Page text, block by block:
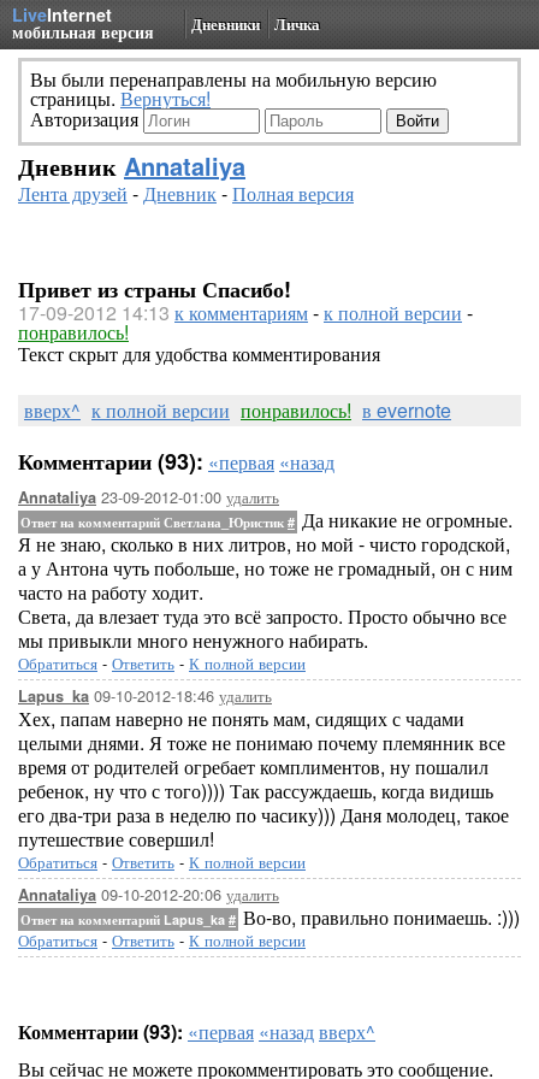
LiveInternet
мобильная версия Дневники Личка
Вы были перенаправлены на мобильную версию
страницы. Вернуться!
Авторизация
Дневник Annataliya
Лента друзей -Дневник-Полная версия
Привет из страны Спасибо!
17-09-2012 14:13 к комментариям-к полной версии -
понравилось!
Текст скрыт для удобства комментирования
вверх^ к полной версии понравилось! в evernote
Комментарии (93): «первая «назад
Annataliya 23-09-2012-01:00 удалить
Ответ на комментарий Светлана_Юристик # Да никакие не огромные.
Я не знаю, сколько в них литров, но мой - чисто городской,
а у Антона чуть побольше, но тоже не громадный, он с ним
часто на работу ходит.
Света, да влезает туда это всё запросто. Просто обычно все
мы привыкли много ненужного набирать.
Обратиться - Ответить - К полной версии
Lapus_ka 09-10-2012-18:46 удалить
Хех, папам наверно не понять мам, сидящих с чадами
целыми днями. Я тоже не понимаю почему племянник все
время от родителей огребает комплиментов, ну пошалил
ребенок, ну что с того)))) Так рассуждаешь, когда видишь
его два-три раза в неделю по часику))) Даня молодец, такое
путешествие совершил!
Обратиться - Ответить - К полной версии
Annataliya 09-10-2012-20:06 удалить
Ответ на комментарий Lapus_ka # Во-во, правильно понимаешь. :)))
Обратиться - Ответить - К полной версии
Комментарии (93): «первая «назадвверх^
Вы сейчас не можете прокомментировать это сообщение.